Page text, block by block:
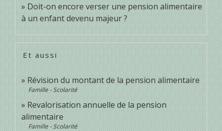
Doit-on encore verser une pension alimentaire
à un enfant devenu majeur ?
Et aussi
Révision du montant de la pension alimentaire
Famille - Scolarité
Revalorisation annuelle de la pension
alimentaire
Famille - Scolarité